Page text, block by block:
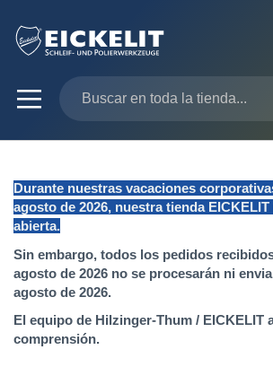
Durante nuestras vacaciones
agosto de 2026, nuestra tienda
abierta.
Sin embargo, todos los pedidos
agosto de 2026 no se procesarán ni
agosto de 2026.
El equipo de Hilzinger-Thum / EICKELIT
comprensión.